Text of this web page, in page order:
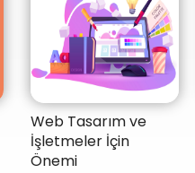
Web Tasarım ve
İşletmeler İçin
Önemi